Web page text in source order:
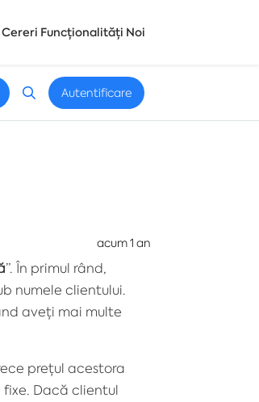
Cereri Funcționalități Noi
Autentificare
acum 1 an
”. În primul rând,
numele clientului.
aveți mai multe
prețul acestora
Dacă clientul